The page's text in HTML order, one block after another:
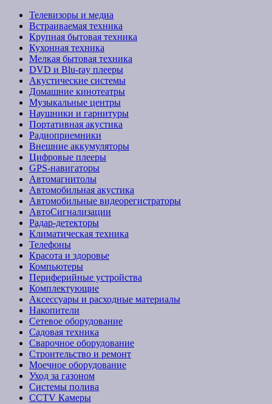
Телевизоры и медиа
Встраиваемая техника
Крупная бытовая техника
Кухонная техника
Мелкая бытовая техника
DVD и Blu-ray плееры
Акустические системы
Домашние кинотеатры
Музыкальные центры
Наушники и гарнитуры
Портативная акустика
Радиоприемники
Внешние аккумуляторы
Цифровые плееры
GPS-навигаторы
Автомагнитолы
Автомобильная акустика
Автомобильные видеорегистраторы
АвтоСигнализации
Радар-детекторы
Климатическая техника
Телефоны
Красота и здоровье
Компьютеры
Периферийные устройства
Комплектующие
Аксессуары и расходные материалы
Накопители
Сетевое оборудование
Садовая техника
Сварочное оборудование
Строительство и ремонт
Моечное оборудование
Уход за газоном
Системы полива
CCTV Камеры